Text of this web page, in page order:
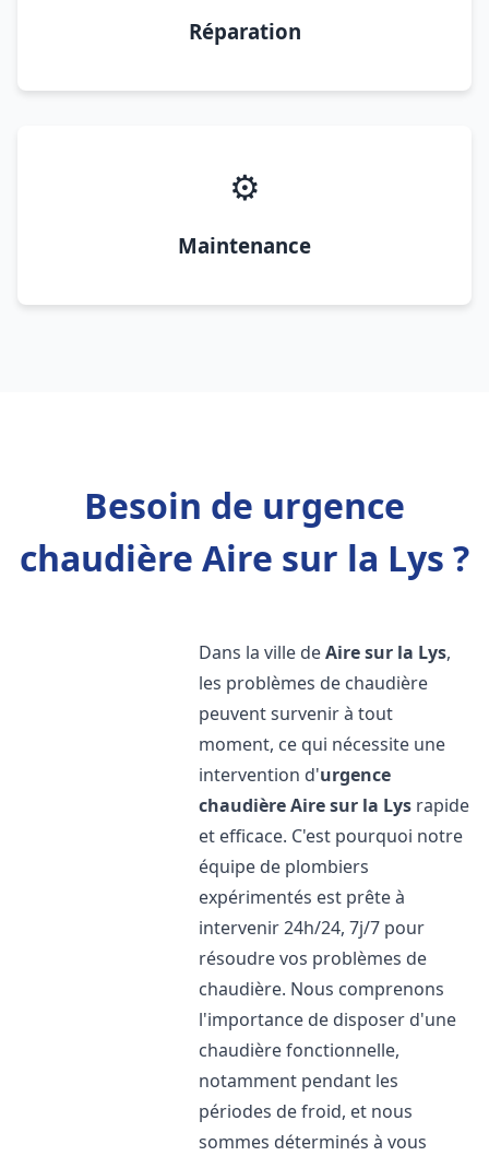
Réparation
⚙️
Maintenance
Besoin de urgence
chaudière Aire sur la Lys ?
Dans la ville deAire sur la Lys,
les problèmes de chaudière
peuvent survenir à tout
moment, ce qui nécessite une
intervention d'urgence
chaudièreAire sur la Lys rapide
et efficace. C'est pourquoi notre
équipe de plombiers
expérimentés est prête à
intervenir 24h/24, 7j/7 pour
résoudre vos problèmes de
chaudière. Nous comprenons
l'importance de disposer d'une
chaudière fonctionnelle,
notamment pendant les
périodes de froid, et nous
sommes déterminés à vous